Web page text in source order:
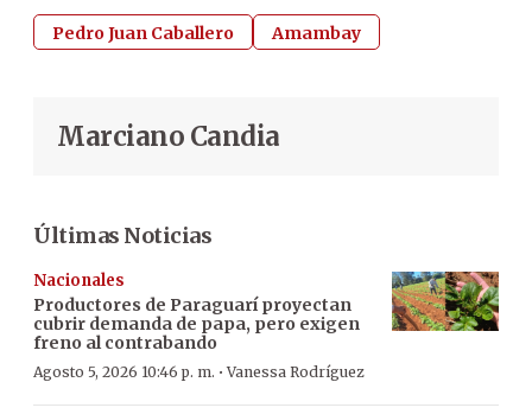
Pedro Juan Caballero Amambay
Marciano Candia
Últimas Noticias
Nacionales
Productores de Paraguarí proyectan
cubrir demanda de papa, pero exigen
freno al contrabando
Agosto 5, 2026 10:46 p. m. ·Vanessa Rodríguez